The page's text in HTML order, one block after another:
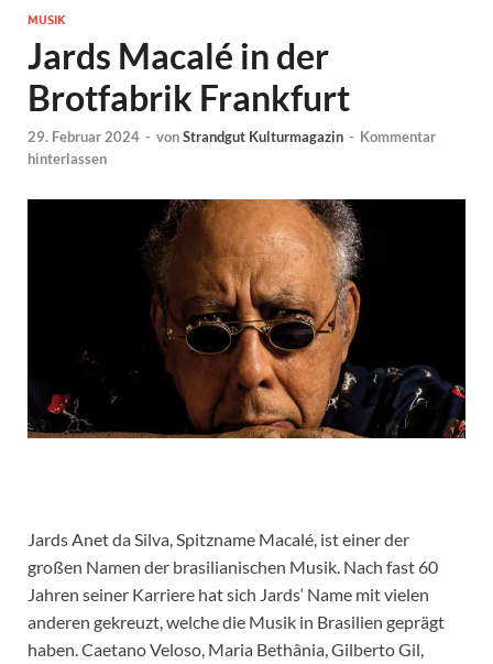
MUSIK
Jards Macalé in der
Brotfabrik Frankfurt
29. Februar 2024 - vonStrandgut Kulturmagazin - Kommentar
hinterlassen
Jards Anet da Silva, Spitzname Macalé, ist einer der
großen Namen der brasilianischen Musik. Nach fast 60
Jahren seiner Karriere hat sich Jards‘ Name mit vielen
anderen gekreuzt, welche die Musik in Brasilien geprägt
haben. Caetano Veloso, Maria Bethânia, Gilberto Gil,